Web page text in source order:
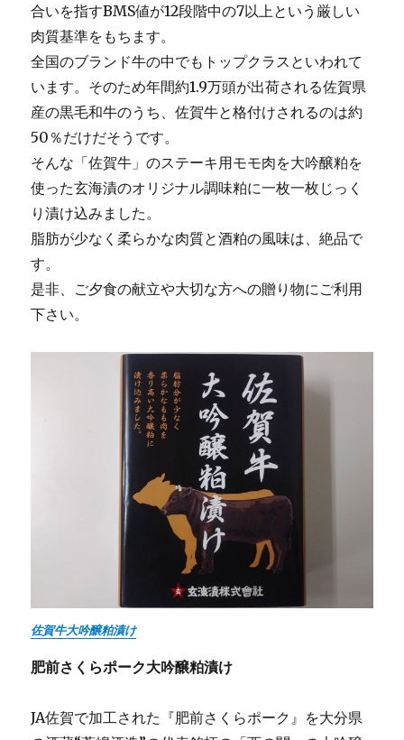
合いを指すBMS値が12段階中の7以上という厳しい
肉質基準をもちます。
全国のブランド牛の中でもトップクラスといわれて
います。そのため年間約1.9万頭が出荷される佐賀県
産の黒毛和牛のうち、佐賀牛と格付けされるのは約
50％だけだそうです。
そんな「佐賀牛」のステーキ用モモ肉を大吟醸粕を
使った玄海漬のオリジナル調味粕に一枚一枚じっく
り漬け込みました。
脂肪が少なく柔らかな肉質と酒粕の風味は、絶品で
す。
是非、ご夕食の献立や大切な方への贈り物にご利用
下さい。
佐賀牛大吟醸粕漬け
肥前さくらポーク大吟醸粕漬け
JA佐賀で加工された『肥前さくらポーク』を大分県